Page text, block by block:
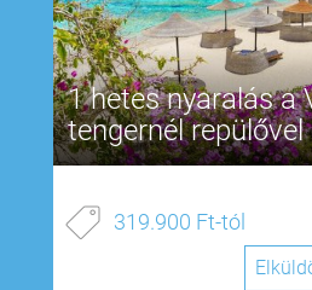
1 hetes nyaralás a
tengernél repülővel
319.900 Ft-tól